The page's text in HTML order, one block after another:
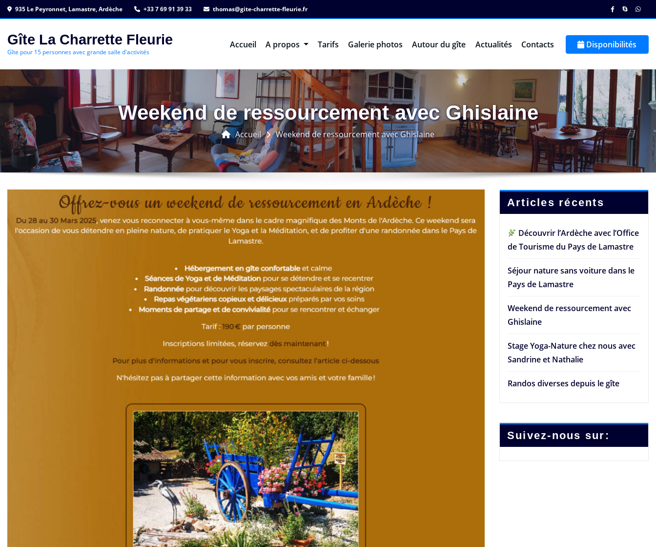
Skip
to
content
935 Le Peyronnet, Lamastre, Ardèche +33 7 69 91 39 33 thomas@gite-charrette-fleurie.fr
Gîte La Charrette Fleurie
Gîte pour 15 personnes avec grande salle d'activités
Accueil A propos Tarifs Galerie photos Autour du gîte Actualités Contacts Disponibilités
Weekend de ressourcement avec Ghislaine
Accueil Weekend de ressourcement avec Ghislaine
Articles récents
Découvrir l’Ardèche avec l’Office
de Tourisme du Pays de Lamastre
Séjour nature sans voiture dans le
Pays de Lamastre
Weekend de ressourcement avec
Ghislaine
Stage Yoga-Nature chez nous avec
Sandrine et Nathalie
Randos diverses depuis le gîte
Suivez-nous sur: